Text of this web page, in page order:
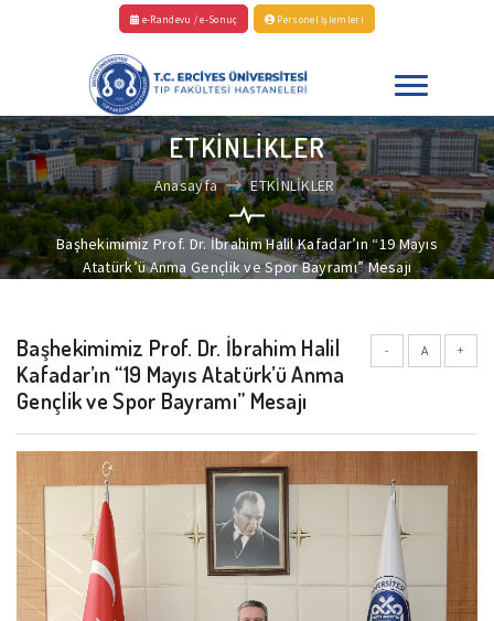
e-Randevu / e-Sonuç Personel İşlemleri
ETKİNLİKLER
Anasayfa ETKİNLİKLER
Başhekimimiz Prof. Dr. İbrahim Halil Kafadar’ın “19 Mayıs
Atatürk’ü Anma Gençlik ve Spor Bayramı” Mesajı
- A +
Başhekimimiz Prof. Dr. İbrahim Halil
Kafadar’ın “19 Mayıs Atatürk’ü Anma
Gençlik ve Spor Bayramı” Mesajı